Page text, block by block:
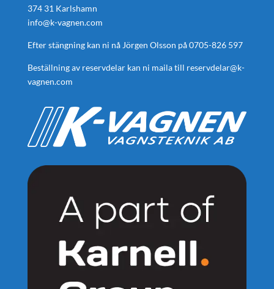
374 31 Karlshamn
info@k-vagnen.com
Efter stängning kan ni nå Jörgen Olsson på0705-826 597
Beställning av reservdelar kan ni maila till reservdelar@k-
vagnen.com